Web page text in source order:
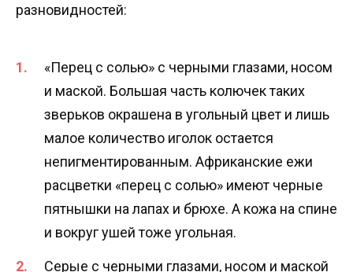
разновидностей:
«Перец с солью» с черными глазами, носом
и маской. Большая часть колючек таких
зверьков окрашена в угольный цвет и лишь
малое количество иголок остается
непигментированным. Африканские ежи
расцветки «перец с солью» имеют черные
пятнышки на лапах и брюхе. А кожа на спине
и вокруг ушей тоже угольная.
Серые с черными глазами, носом и маской